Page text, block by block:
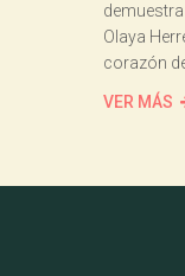
Olaya
corazón
VER MÁS